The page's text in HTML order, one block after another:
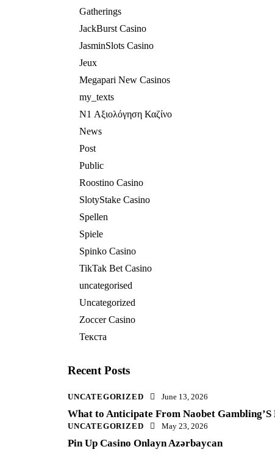
Gatherings
JackBurst Casino
JasminSlots Casino
Jeux
Megapari New Casinos
my_texts
N1 Αξιολόγηση Καζίνο
News
Post
Public
Roostino Casino
SlotyStake Casino
Spellen
Spiele
Spinko Casino
TikTak Bet Casino
uncategorised
Uncategorized
Zoccer Casino
Текста
Recent Posts
UNCATEGORIZED June 13, 2026
What to Anticipate From Naobet
UNCATEGORIZED May 23, 2026
Pin Up Casino Onlayn Azərbaycan